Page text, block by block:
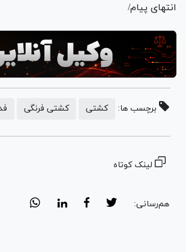
انتهای پیام/
برچسب ها: کشتی کشتی فرنگی
لینک کوتاه
هم‌رسانی: